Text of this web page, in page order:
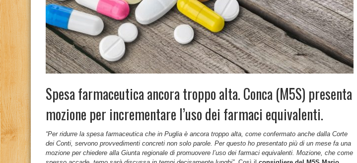
Spesa farmaceutica ancora troppo alta. Conca (M5S) presenta
mozione per incrementare l’uso dei farmaci equivalenti.
“Per ridurre la spesa farmaceutica che in Puglia è ancora troppo alta, come confermato anche dalla Corte
dei Conti, servono provvedimenti concreti non solo parole. Per questo ho presentato più di un mese fa una
mozione per chiedere alla Giunta regionale di promuovere l’uso dei farmaci equivalenti. Mozione, che come